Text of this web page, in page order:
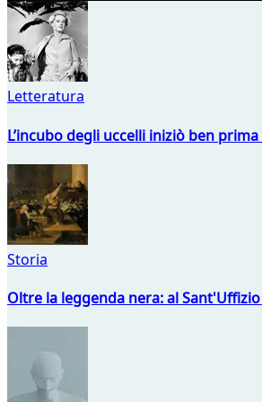
Letteratura
L’incubo degli uccelli iniziò ben
Storia
Oltre la leggenda nera: al